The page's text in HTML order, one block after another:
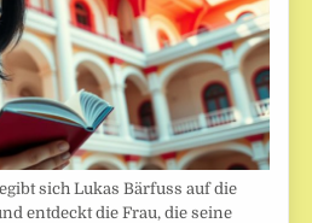
sich Lukas Bärfuss auf die
entdeckt die Frau, die seine